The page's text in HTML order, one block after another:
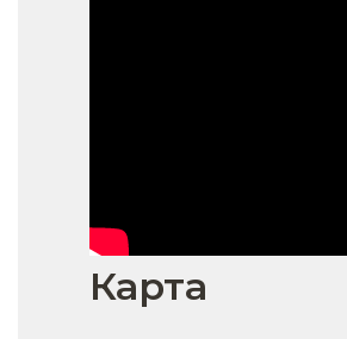
Карта